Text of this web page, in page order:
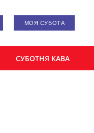
МОЯ СУБОТА
СУБОТНЯ КАВА